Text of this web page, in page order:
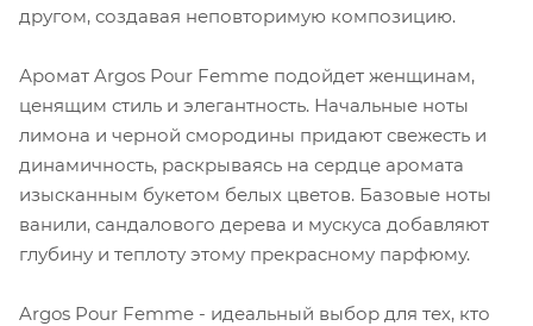
другом, создавая неповторимую композицию.
Аромат Argos Pour Femme подойдет женщинам,
ценящим стиль и элегантность. Начальные ноты
лимона и черной смородины придают свежесть и
динамичность, раскрываясь на сердце аромата
изысканным букетом белых цветов. Базовые ноты
ванили, сандалового дерева и мускуса добавляют
глубину и теплоту этому прекрасному парфюму.
Argos Pour Femme - идеальный выбор для тех, кто